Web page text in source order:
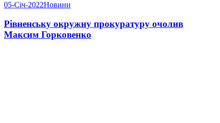
05-Січ-2022Новини
Рівненську окружну прокуратуру очолив
Максим Горковенко